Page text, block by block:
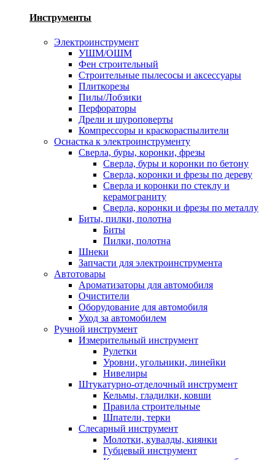
Инструменты
Электроинструмент
УШМ/ОШМ
Фен строительный
Строительные пылесосы и аксессуары
Плиткорезы
Пилы/Лобзики
Перфораторы
Дрели и шуроповерты
Компрессоры и краскораспылители
Оснастка к электроинструменту
Сверла, буры, коронки, фрезы
Сверла, буры и коронки по бетону
Сверла, коронки и фрезы по дереву
Сверла и коронки по стеклу и
керамограниту
Сверла, коронки и фрезы по металлу
Биты, пилки, полотна
Биты
Пилки, полотна
Шнеки
Запчасти для электроинструмента
Автотовары
Ароматизаторы для автомобиля
Очистители
Оборудование для автомобиля
Уход за автомобилем
Ручной инструмент
Измерительный инструмент
Рулетки
Уровни, угольники, линейки
Нивелиры
Штукатурно-отделочный инструмент
Кельмы, гладилки, ковши
Правила строительные
Шпатели, терки
Слесарный инструмент
Молотки, кувалды, киянки
Губцевый инструмент